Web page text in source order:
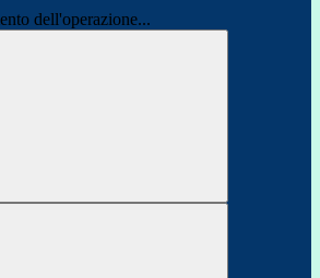
dell'operazione...